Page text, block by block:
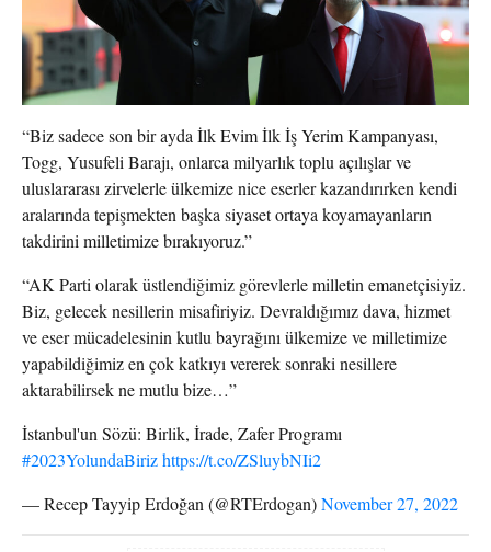
“Biz sadece son bir ayda İlk Evim İlk İş Yerim Kampanyası,
Togg, Yusufeli Barajı, onlarca milyarlık toplu açılışlar ve
uluslararası zirvelerle ülkemize nice eserler kazandırırken kendi
aralarında tepişmekten başka siyaset ortaya koyamayanların
takdirini milletimize bırakıyoruz.”
“AK Parti olarak üstlendiğimiz görevlerle milletin emanetçisiyiz.
Biz, gelecek nesillerin misafiriyiz. Devraldığımız dava, hizmet
ve eser mücadelesinin kutlu bayrağını ülkemize ve milletimize
yapabildiğimiz en çok katkıyı vererek sonraki nesillere
aktarabilirsek ne mutlu bize…”
İstanbul'un Sözü: Birlik, İrade, Zafer Programı
#2023YolundaBirizhttps://t.co/ZSluybNIi2
— Recep Tayyip Erdoğan (@RTErdogan)November 27, 2022